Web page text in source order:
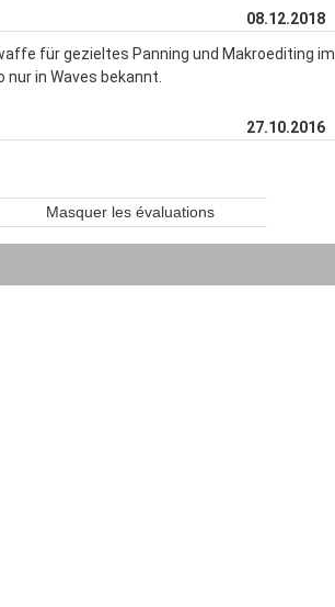
08.12.2018
für gezieltes Panning und Makroediting im
in Waves bekannt.
27.10.2016
Masquer les évaluations